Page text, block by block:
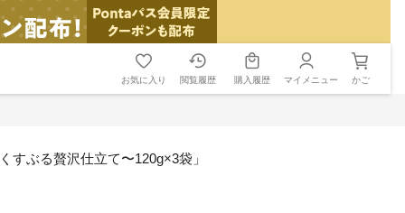
お気に入り 閲覧履歴 購入履歴 マイメニュー かご
ぶる贅沢仕立て〜120g×3袋」